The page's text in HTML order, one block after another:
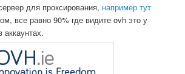
для проксирования, например тут
все равно 90% где видите ovh это у
аккаунтах.